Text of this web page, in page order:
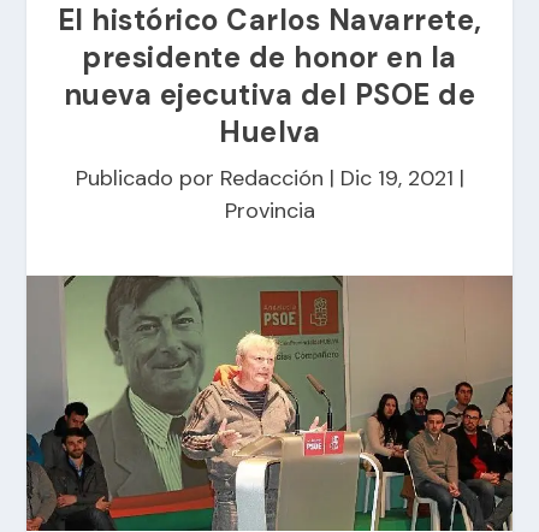
El histórico Carlos Navarrete,
presidente de honor en la
nueva ejecutiva del PSOE de
Huelva
Publicado por Redacción | Dic 19, 2021 |
Provincia